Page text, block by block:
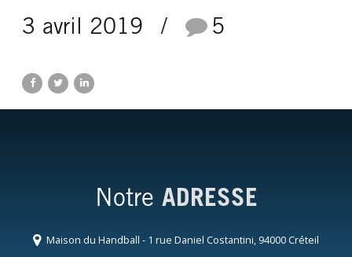
3 avril 2019 5
Notre ADRESSE
Maison du Handball - 1 rue Daniel Costantini, 94000 Créteil